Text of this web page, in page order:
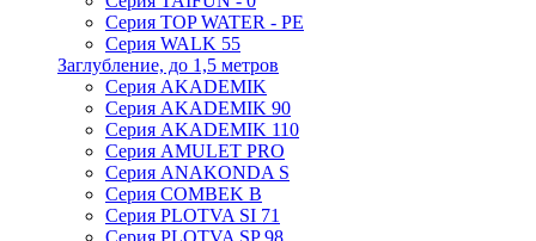
Серия TOP WATER - PE
Серия WALK 55
Заглубление, до 1,5 метров
Серия AKADEMIK
Серия AKADEMIK 90
Серия AKADEMIK 110
Серия AMULET PRO
Серия ANAKONDA S
Серия COMBEK B
Серия PLOTVA SI 71
Серия PLOTVA SP 98